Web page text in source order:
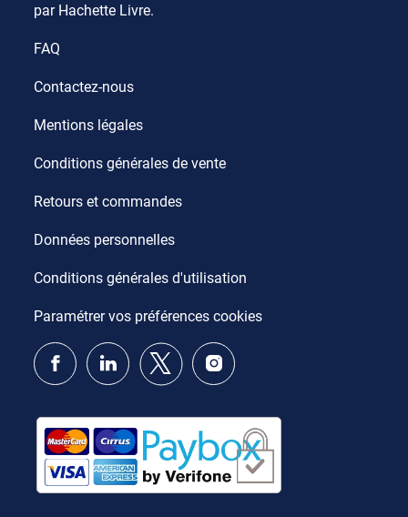
par Hachette Livre.
FAQ
Contactez-nous
Mentions légales
Conditions générales de vente
Retours et commandes
Données personnelles
Conditions générales d'utilisation
Paramétrer vos préférences cookies